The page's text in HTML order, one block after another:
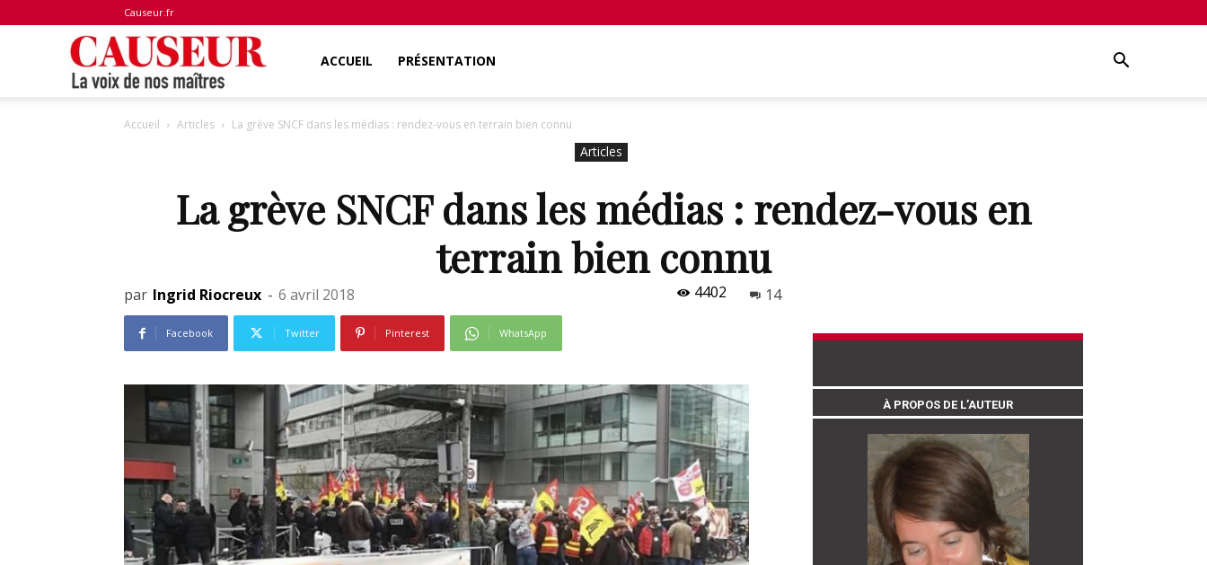
Causeur.fr
voix
de
maîtres
ACCUEIL PRÉSENTATION
Accueil Articles La grève SNCF dans les médias : rendez-vous en terrain bien connu
Articles
La grève SNCF dans les médias : rendez-vous en
terrain bien connu
par Ingrid Riocreux - 6 avril 2018 4402 14
Facebook Twitter Pinterest WhatsApp
À PROPOS DE L’AUTEUR